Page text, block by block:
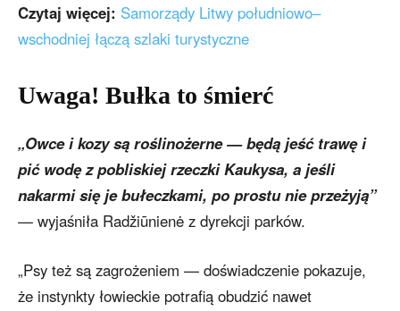
Czytaj więcej: Samorządy Litwy południowo–
wschodniej łączą szlaki turystyczne
Uwaga! Bułka to śmierć
„Owce i kozy są roślinożerne — będą jeść trawę i
pić wodę z pobliskiej rzeczki Kaukysa, a jeśli
nakarmi się je bułeczkami, po prostu nie przeżyją”
— wyjaśniła Radžiūnienė z dyrekcji parków.
„Psy też są zagrożeniem — doświadczenie pokazuje,
że instynkty łowieckie potrafią obudzić nawet